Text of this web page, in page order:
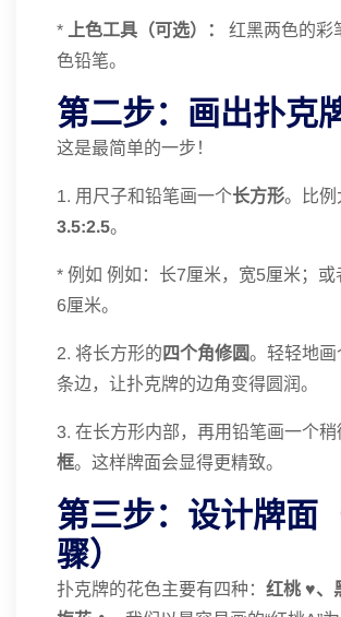
* 上色工具（可选）：
红黑两色的彩
色铅笔。
第二步：画出扑克
这是最简单的一步！
1. 用尺子和铅笔画一个长方形。比例
3.5:2.5。
* 例如 例如：长7厘米，宽5厘米；
6厘米。
2. 将长方形的 四个角修圆。轻轻地画
条边，让扑克牌的边角变得圆润。
3. 在长方形内部，再用铅笔画一个稍
框。这样牌面会显得更精致。
第三步：设计牌面
骤）
扑克牌的花色主要有四种： 红桃 ♥️、